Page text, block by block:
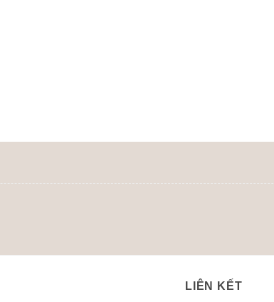
LIÊN KẾT